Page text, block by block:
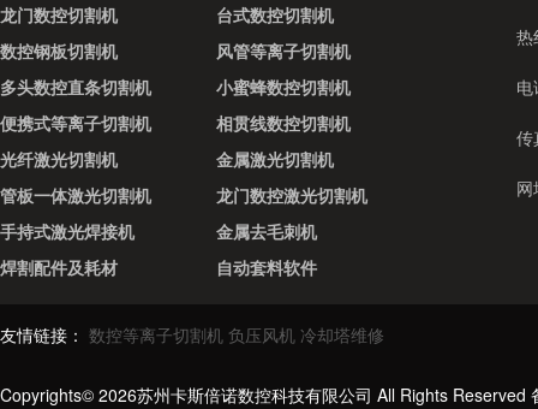
龙门数控切割机
台式数控切割机
数控钢板切割机
风管等离子切割机
多头数控直条切割机
小蜜蜂数控切割机
便携式等离子切割机
相贯线数控切割机
光纤激光切割机
金属激光切割机
管板一体激光切割机
龙门数控激光切割机
手持式激光焊接机
金属去毛刺机
焊割配件及耗材
自动套料软件
热
传
友情链接： 数控等离子切割机 负压风机 冷却塔维修
Copyrights© 2026苏州卡斯倍诺数控科技有限公司 All Rights Reserved